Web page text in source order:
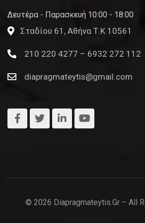
Δευτέρα - Παρασκευή 10:00 - 18:00
Σταδίου 61, Αθήνα Τ.Κ 10561
210 220 4277 – 6932 272 112
diapragmateytis@gmail.com
© 2026 Diapragmateytis.gr – All